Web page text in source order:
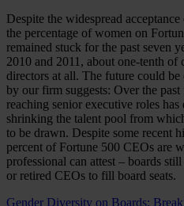
Despite the widespread
the percentage of women on
remained stuck for the past seven
2010 and 2011, about one-tenth of
directors at all. The future could be
by our firm suggests: Over the
reaching senior executive roles has
shrinking the talent pool from
to be drawn. Despite some recent
percent of Fortune 500 CEOs are
professional can attest – boards
or retired CEOs to fill board seats.
Gender Diversity on Boards: